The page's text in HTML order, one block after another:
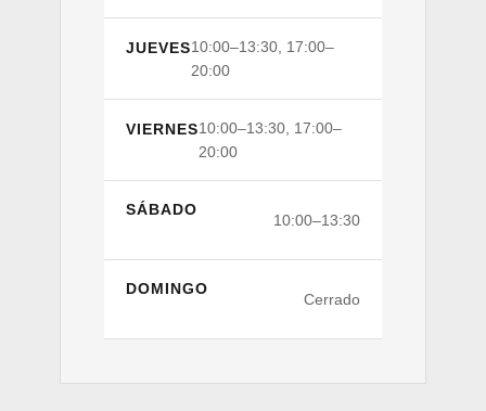
JUEVES10:00–13:30, 17:00–
20:00
VIERNES10:00–13:30, 17:00–
20:00
SÁBADO
10:00–13:30
DOMINGO
Cerrado